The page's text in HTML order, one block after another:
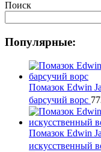
Поиск
Популярные:
Помазок Edwin
барсучий ворс
Помазок Edwin
искусственный